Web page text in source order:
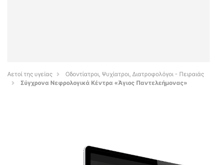
Αετοί της υγείας
Οδοντίατροι, Ψυχίατροι, Διατροφολόγοι - Πειραιάς
Σύγχρονα Νεφρολογικά Κέντρα «Άγιος Παντελεήμονας»